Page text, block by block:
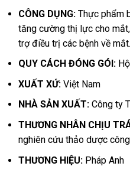
CÔNG DỤNG:Thực phẩm
tăng cường thị lực cho
trợ điều trị các bệnh về
QUY CÁCH ĐÓNG GÓI:
XUẤT XỨ: Việt Nam
NHÀ SẢN XUẤT:Công ty
THƯƠNG NHÂN CHỊU
nghiên cứu thảo dược
THƯƠNG HIỆU: Pháp Anh